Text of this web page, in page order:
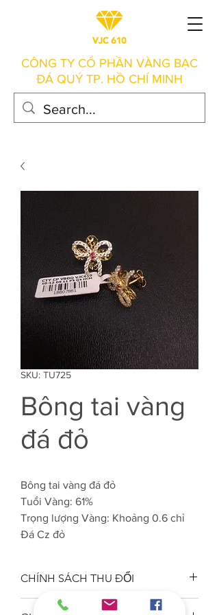
CÔNG TY CỔ PHẦN VÀNG BẠC
ĐÁ QUÝ TP. HỒ CHÍ MINH
SKU: TU725
Bông tai vàng
đá đỏ
Bông tai vàng đá đỏ
Tuổi Vàng: 61%
Trọng lượng Vàng: Khoảng 0.6 chỉ
Đá Cz đỏ
CHÍNH SÁCH THU ĐỔI
Công ty VJC 610 đảm bảo chất